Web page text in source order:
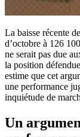
La baisse récente
d’octobre à 126
ne serait pas due
la position
estime que cet
une performance
inquiétude de
Un